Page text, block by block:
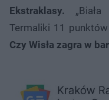
Ekstraklasy.
Termaliki 11
Czy Wisła zagra w